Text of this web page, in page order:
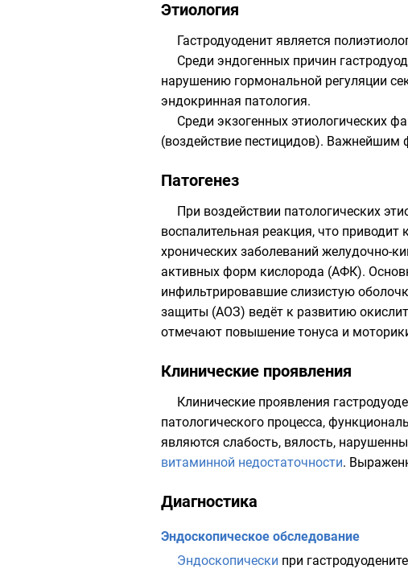
Этиология
Гастродуоденит является
Среди эндогенных причин
нарушению гормональной регуляции
эндокринная патология.
Среди экзогенных этиологических
(воздействие пестицидов). Важнейшим
Патогенез
При воздействии патологических
воспалительная реакция, что
хронических заболеваний желудочно-
активных форм кислорода (АФК).
инфильтрировавшие слизистую
защиты (АОЗ) ведёт к развитию
отмечают повышение тонуса и
Клинические проявления
Клинические проявления
патологического процесса,
являются слабость, вялость,
витаминной недостаточности.
Диагностика
Эндоскопическое обследование
Эндоскопически при